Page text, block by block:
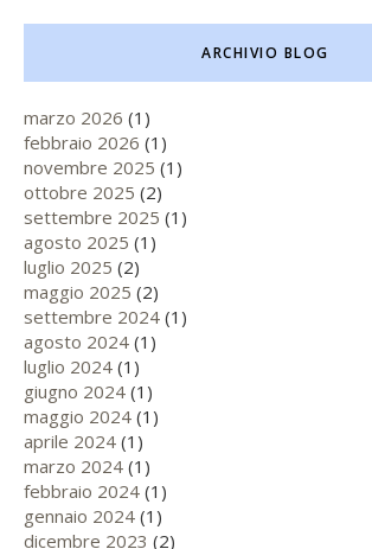
ARCHIVIO BLOG
marzo 2026 (1)
febbraio 2026 (1)
novembre 2025 (1)
ottobre 2025 (2)
settembre 2025 (1)
agosto 2025 (1)
luglio 2025 (2)
maggio 2025 (2)
settembre 2024 (1)
agosto 2024 (1)
luglio 2024 (1)
giugno 2024 (1)
maggio 2024 (1)
aprile 2024 (1)
marzo 2024 (1)
febbraio 2024 (1)
gennaio 2024 (1)
dicembre 2023 (2)